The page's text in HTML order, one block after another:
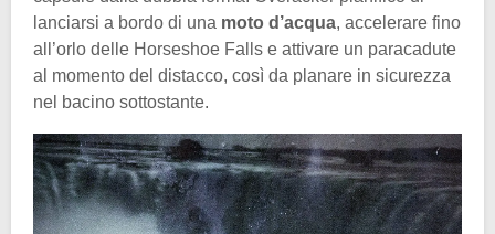
lanciarsi a bordo di una moto d’acqua, accelerare fino
all’orlo delle Horseshoe Falls e attivare un paracadute
al momento del distacco, così da planare in sicurezza
nel bacino sottostante.